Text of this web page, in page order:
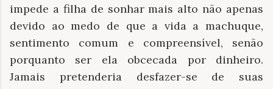
impede a filha de sonhar mais alto não apenas
devido ao medo de que a vida a machuque,
sentimento comum e compreensível, senão
porquanto ser ela obcecada por dinheiro.
Jamais pretenderia desfazer-se de suas